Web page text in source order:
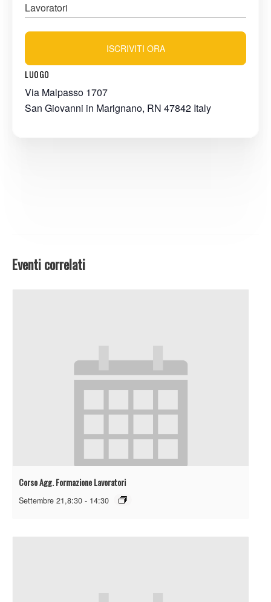
Lavoratori
LUOGO
Via Malpasso 1707
San Giovanni in Marignano, RN 47842 Italy
ISCRIVITI ORA
Eventi correlati
Corso Agg. Formazione Lavoratori
Settembre 21,8:30 - 14:30